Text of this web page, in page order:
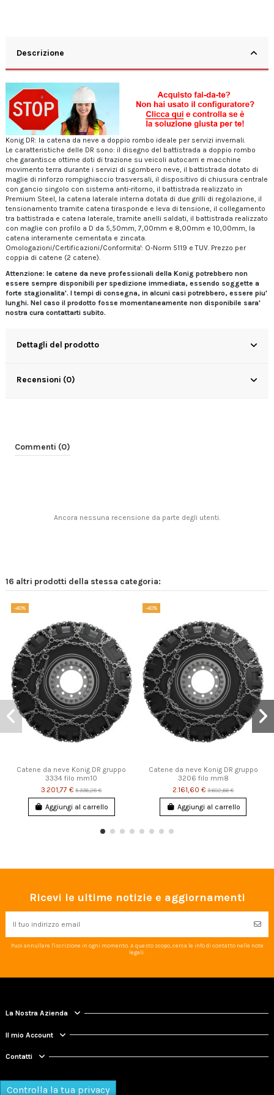
Descrizione
Konig DR: la catena da neve a doppio rombo ideale per servizi invernali.
Le caratteristiche delle DR sono: il disegno del battistrada a doppio rombo
che garantisce ottime doti di trazione su veicoli autocarri e macchine
movimento terra durante i servizi di sgombero neve, il battistrada dotato di
maglie di rinforzo rompighiaccio trasversali, il dispositivo di chiusura centrale
con gancio singolo con sistema anti-ritorno, il battistrada realizzato in
Premium Steel, la catena laterale interna dotata di due grilli di regolazione, il
tensionamento tramite catena tirasponde e leva di tensione, il collegamento
tra battistrada e catena laterale, tramite anelli saldati, il battistrada realizzato
con maglie con profilo a D da 5,50mm, 7,00mm e 8,00mm e 10,00mm, la
catena interamente cementata e zincata.
Omologazioni/Certificazioni/Conformita': O-Norm 5119 e TUV. Prezzo per
coppia di catene (2 catene).
Attenzione: le catene da neve professionali della Konig potrebbero non
essere sempre disponibili per spedizione immediata, essendo soggette a
forte stagionalita'. I tempi di consegna, in alcuni casi potrebbero, essere piu'
lunghi. Nel caso il prodotto fosse momentaneamente non disponibile sara'
nostra cura contattarti subito.
Dettagli del prodotto
Recensioni (0)
Commenti (0)
Ancora nessuna recensione da parte degli utenti.
16 altri prodotti della stessa categoria:
-40%
Catene da neve Konig DR gruppo
3334 filo mm10
3.201,77 €5.336,28 €
Aggiungi al carrello
-40%
Catene da neve Konig DR gruppo
3206 filo mm8
2.161,60 €3.602,66 €
Aggiungi al carrello
Ricevi le ultime notizie e aggiornamenti
Puoi annullare l'iscrizione in ogni momento. A questo scopo, cerca le info di contatto nelle note
legali.
La Nostra Azienda
Il mio Account
Contatti
Controlla la tua privacy